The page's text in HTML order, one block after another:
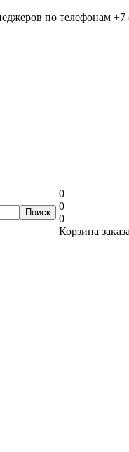
по телефонам +7
0
0
0
Корзина заказа